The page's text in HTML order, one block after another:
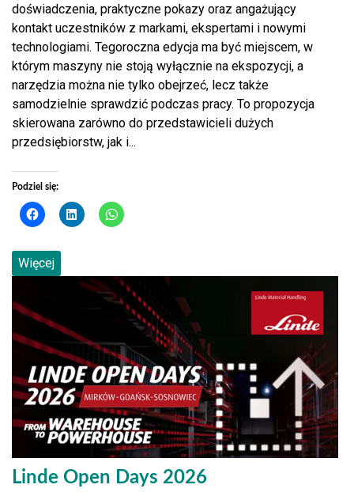
doświadczenia, praktyczne pokazy oraz angażujący
kontakt uczestników z markami, ekspertami i nowymi
technologiami. Tegoroczna edycja ma być miejscem, w
którym maszyny nie stoją wyłącznie na ekspozycji, a
narzędzia można nie tylko obejrzeć, lecz także
samodzielnie sprawdzić podczas pracy. To propozycja
skierowana zarówno do przedstawicieli dużych
przedsiębiorstw, jak i...
Podziel się:
Więcej
Linde Open Days 2026